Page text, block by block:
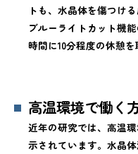
トも、水晶体を傷つけ
ブルーライトカット機
時間に10分程度の休憩
高温環境で働く
近年の研究では、高温
示されています。水晶体